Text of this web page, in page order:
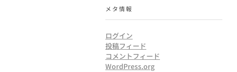
メタ情報
ログイン
投稿フィード
コメントフィード
WordPress.org